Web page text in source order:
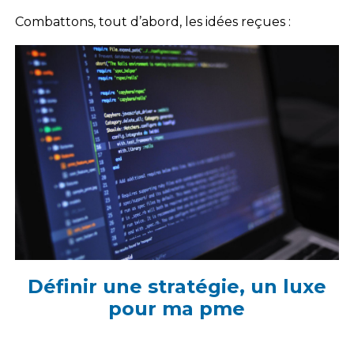
Combattons, tout d’abord, les idées reçues :
Définir une stratégie, un luxe
pour ma pme